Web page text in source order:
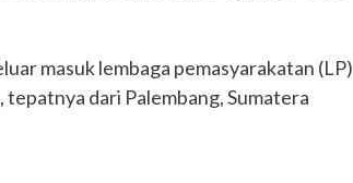
masuk lembaga pemasyarakatan (LP)
dari Palembang, Sumatera